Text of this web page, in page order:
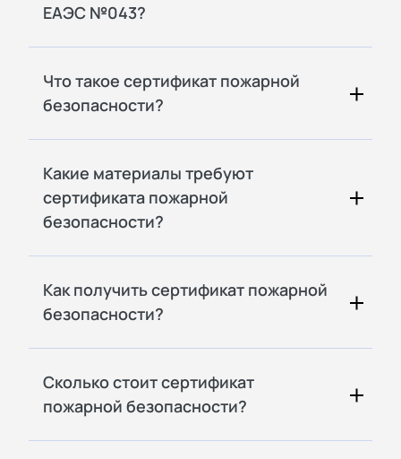
ЕАЭС №043?
Что такое сертификат пожарной
безопасности?
Какие материалы требуют
сертификата пожарной
безопасности?
Как получить сертификат пожарной
безопасности?
Сколько стоит сертификат
пожарной безопасности?